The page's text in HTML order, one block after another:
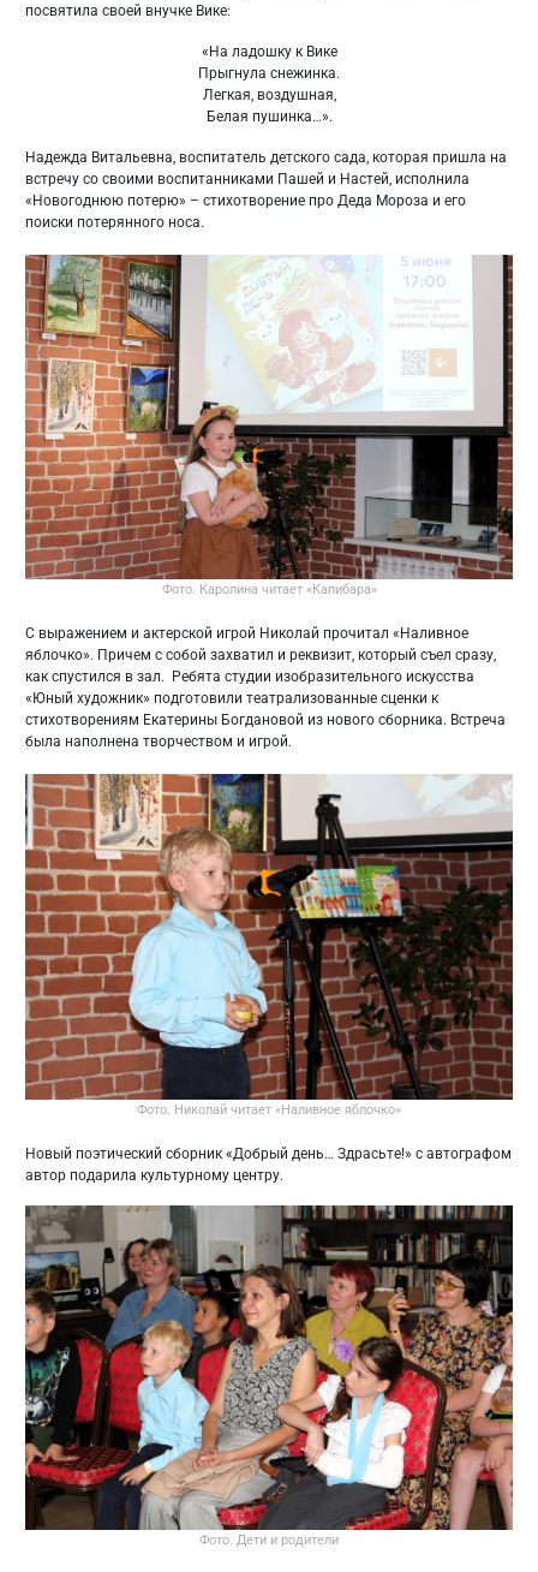
посвятила своей внучке Вике:
«На ладошку к Вике
Прыгнула снежинка.
Легкая, воздушная,
Белая пушинка…».
Надежда Витальевна, воспитатель детского сада, которая пришла на
встречу со своими воспитанниками Пашей и Настей, исполнила
«Новогоднюю потерю» – стихотворение про Деда Мороза и его
поиски потерянного носа.
Фото. Каролина читает «Капибара»
С выражением и актерской игрой Николай прочитал «Наливное
яблочко». Причем с собой захватил и реквизит, который съел сразу,
как спустился в зал. Ребята студии изобразительного искусства
«Юный художник» подготовили театрализованные сценки к
стихотворениям Екатерины Богдановой из нового сборника. Встреча
была наполнена творчеством и игрой.
Фото. Николай читает «Наливное яблочко»
Новый поэтический сборник «Добрый день… Здрасьте!» с автографом
автор подарила культурному центру.
Фото. Дети и родители